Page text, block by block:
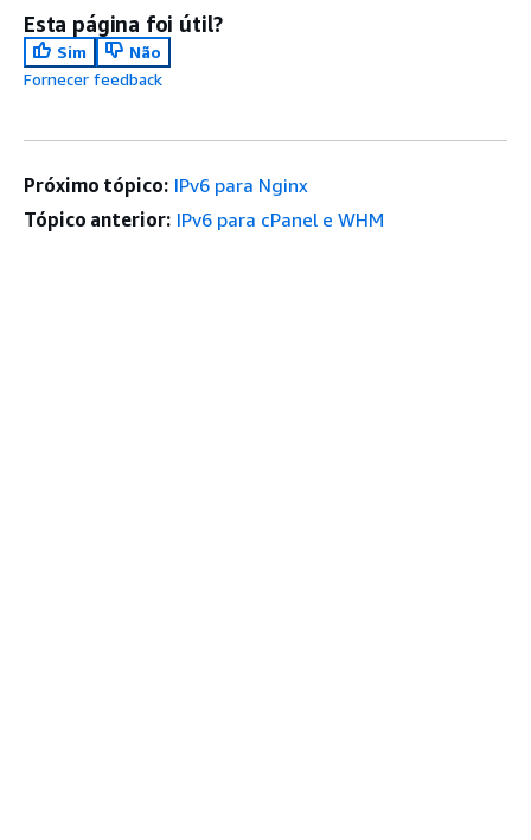
Esta página foi útil?
Sim
Não
Fornecer feedback
Próximo tópico: IPv6 para Nginx
Tópico anterior: IPv6 para cPanel e WHM